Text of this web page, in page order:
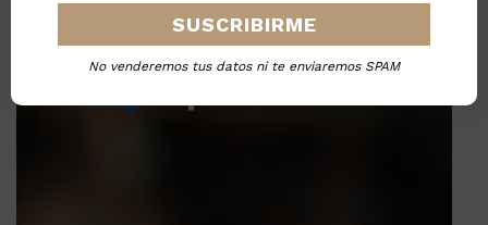
No venderemos tus datos ni te enviaremos SPAM